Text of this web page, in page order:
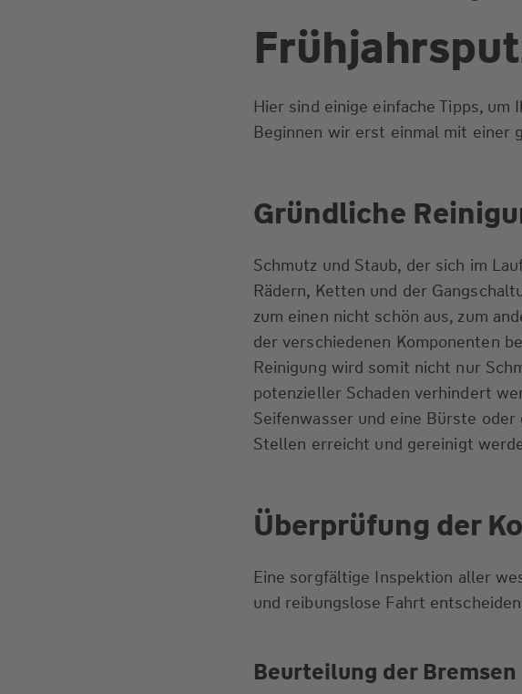
Hier sind einige einfache Tipps,
Beginnen wir erst einmal mit einer
Gründliche
Schmutz und Staub, der sich im
Rädern, Ketten und der
zum einen nicht schön aus, zum
der verschiedenen Komponenten
Reinigung wird somit nicht nur
potenzieller Schaden verhindert
Seifenwasser und eine Bürste oder
Stellen erreicht und gereinigt
Überprüfung der
Eine sorgfältige Inspektion aller
und reibungslose Fahrt
Beurteilung der Bremsen